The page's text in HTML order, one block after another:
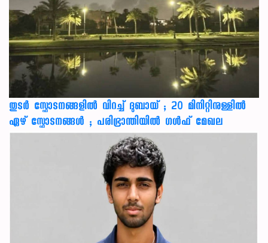
തുടർ സ്ഫോടനങ്ങളിൽ വിറച്ച് ദുബായ് ; 20 മിനിറ്റിനുള്ളിൽ
ഏഴ് സ്ഫോടനങ്ങൾ ; പരിഭ്രാന്തിയിൽ ഗൾഫ് മേഖല